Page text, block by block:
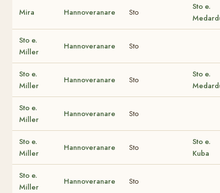
Mira Hannoveranare Sto
Sto e.
Sto e.
Miller
Hannoveranare Sto
Sto e.
Miller
Hannoveranare Sto
Sto e.
Sto e.
Miller
Hannoveranare Sto
Sto e.
Miller
Hannoveranare Sto
Sto e.
Kuba
Sto e.
Miller
Hannoveranare Sto